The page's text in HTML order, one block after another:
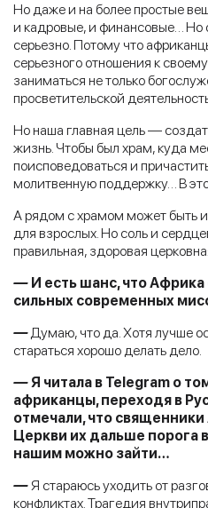
Но даже и на более простые
и кадровые, и финансовые… Но
серьезно. Потому что
серьезного отношения к
заниматься не только
просветительской
Но наша главная цель —
жизнь. Чтобы был храм, куда
поисповедоваться и
молитвенную поддержку… В
А рядом с храмом может быть
для взрослых. Но соль и
правильная, здоровая
— И есть шанс, что
сильных современных
— Думаю, что да. Хотя лучше
стараться хорошо делать дело.
—Я читала в Telegram о
африканцы, переходя в
отмечали, что
Церкви их дальше порога
нашим можно зайти…
—Я стараюсь уходить от
конфликтах. Трагедия